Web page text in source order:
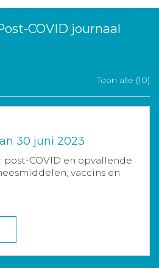
COVID journaal
Toon alle (10)
30 juni 2023
post-COVID en opvallende
vaccins en